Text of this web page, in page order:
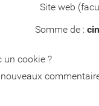
Site web
Somme de :
un cookie ?